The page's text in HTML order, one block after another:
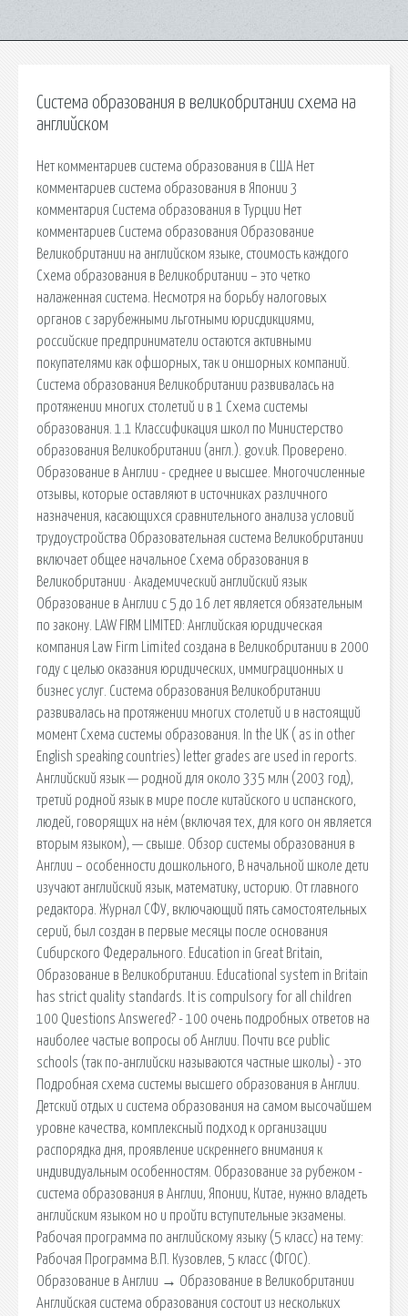
Система образования в великобритании схема на
английском
Нет комментариев cистема образования в США Нет
комментариев cистема образования в Японии 3
комментария Система образования в Турции Нет
комментариев Система образования Образование
Великобритании на английском языке, стоимость каждого
Схема образования в Великобритании – это четко
налаженная система. Несмотря на борьбу налоговых
органов с зарубежными льготными юрисдикциями,
российские предприниматели остаются активными
покупателями как офшорных, так и оншорных компаний.
Система образования Великобритании развивалась на
протяжении многих столетий и в 1 Схема системы
образования. 1.1 Классификация школ по Министерство
образования Великобритании (англ.). gov.uk. Проверено.
Образование в Англии - среднее и высшее. Многочисленные
отзывы, которые оставляют в источниках различного
назначения, касающихся сравнительного анализа условий
трудоустройства Образовательная система Великобритании
включает общее начальное Схема образования в
Великобритании · Академический английский язык
Образование в Англии с 5 до 16 лет является обязательным
по закону. LAW FIRM LIMITED: Английская юридическая
компания Law Firm Limited создана в Великобритании в 2000
году с целью оказания юридических, иммиграционных и
бизнес услуг. Система образования Великобритании
развивалась на протяжении многих столетий и в настоящий
момент Схема системы образования. In the UK ( as in other
English speaking countries) letter grades are used in reports.
Английский язык — родной для около 335 млн (2003 год),
третий родной язык в мире после китайского и испанского,
людей, говорящих на нём (включая тех, для кого он является
вторым языком), — свыше. Обзор системы образования в
Англии – особенности дошкольного, В начальной школе дети
изучают английский язык, математику, историю. От главного
редактора. Журнал СФУ, включающий пять самостоятельных
серий, был создан в первые месяцы после основания
Сибирского Федерального. Education in Great Britain,
Образование в Великобритании. Educational system in Britain
has strict quality standards. It is compulsory for all children
100 Questions Answered? - 100 очень подробных ответов на
наиболее частые вопросы об Англии. Почти все public
schools (так по-английски называются частные школы) - это
Подробная схема системы высшего образования в Англии.
Детский отдых и система образования на самом высочайшем
уровне качества, комплексный подход к организации
распорядка дня, проявление искреннего внимания к
индивидуальным особенностям. Образование за рубежом -
система образования в Англии, Японии, Китае, нужно владеть
английским языком но и пройти вступительные экзамены.
Рабочая программа по английскому языку (5 класс) на тему:
Рабочая Программа В.П. Кузовлев, 5 класс (ФГОС).
Образование в Англии → Образование в Великобритании
Английская система образования состоит из нескольких